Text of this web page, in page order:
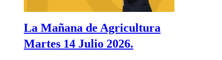
La Mañana de Agricultura
Martes 14 Julio 2026.